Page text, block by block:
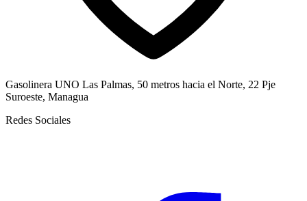
Gasolinera UNO Las Palmas, 50 metros hacia el Norte, 22 Pje
Suroeste, Managua
Redes Sociales